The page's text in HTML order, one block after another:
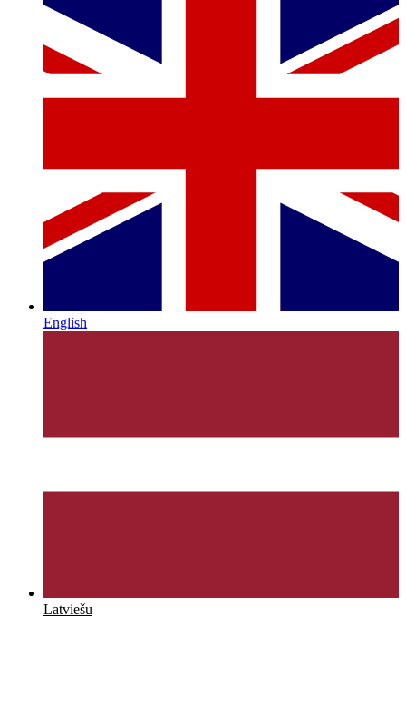
English
Latviešu